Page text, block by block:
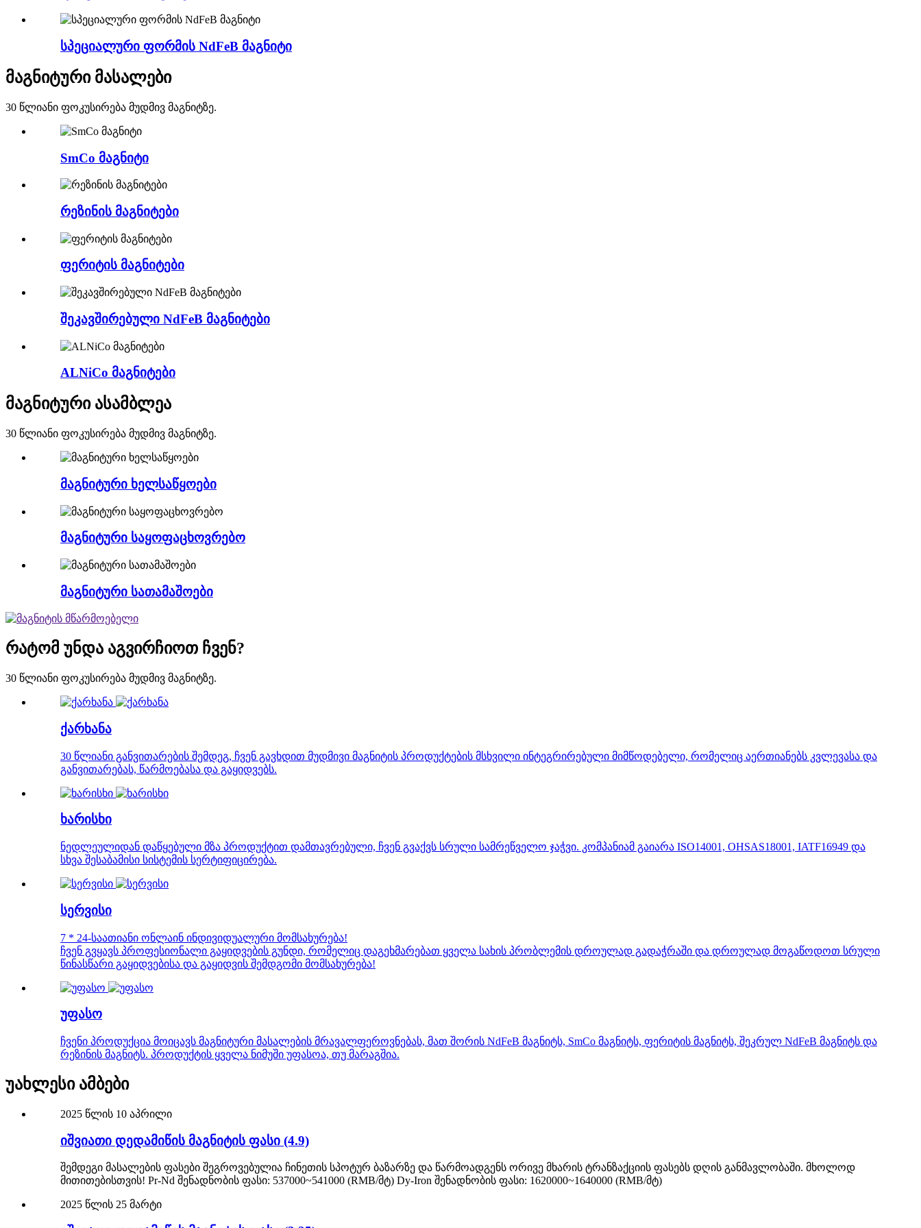
სპეციალური ფორმის NdFeB მაგნიტი
მაგნიტური მასალები
30 წლიანი ფოკუსირება მუდმივ მაგნიტზე.
SmCo მაგნიტი
რეზინის მაგნიტები
ფერიტის მაგნიტები
შეკავშირებული NdFeB მაგნიტები
ALNiCo მაგნიტები
მაგნიტური ასამბლეა
30 წლიანი ფოკუსირება მუდმივ მაგნიტზე.
მაგნიტური ხელსაწყოები
მაგნიტური საყოფაცხოვრებო
მაგნიტური სათამაშოები
რატომ უნდა აგვირჩიოთ ჩვენ?
30 წლიანი ფოკუსირება მუდმივ მაგნიტზე.
ქარხანა
30 წლიანი განვითარების შემდეგ, ჩვენ გავხდით მუდმივი მაგნიტის პროდუქტების მსხვილი ინტეგრირებული მიმწოდებელი, რომელიც აერთიანებს კვლევასა და
განვითარებას, წარმოებასა და გაყიდვებს.
ხარისხი
ნედლეულიდან დაწყებული მზა პროდუქტით დამთავრებული, ჩვენ გვაქვს სრული სამრეწველო ჯაჭვი. კომპანიამ გაიარა ISO14001, OHSAS18001, IATF16949 და
სხვა შესაბამისი სისტემის სერტიფიცირება.
სერვისი
7 * 24-საათიანი ონლაინ ინდივიდუალური მომსახურება!
ჩვენ გვყავს პროფესიონალი გაყიდვების გუნდი, რომელიც დაგეხმარებათ ყველა სახის პრობლემის დროულად გადაჭრაში და დროულად მოგაწოდოთ სრული
წინასწარი გაყიდვებისა და გაყიდვის შემდგომი მომსახურება!
უფასო
ჩვენი პროდუქცია მოიცავს მაგნიტური მასალების მრავალფეროვნებას, მათ შორის NdFeB მაგნიტს, SmCo მაგნიტს, ფერიტის მაგნიტს, შეკრულ NdFeB მაგნიტს და
რეზინის მაგნიტს. პროდუქტის ყველა ნიმუში უფასოა, თუ მარაგშია.
უახლესი ამბები
2025 წლის 10 აპრილი
იშვიათი დედამიწის მაგნიტის ფასი (4.9)
შემდეგი მასალების ფასები შეგროვებულია ჩინეთის სპოტურ ბაზარზე და წარმოადგენს ორივე მხარის ტრანზაქციის ფასებს დღის განმავლობაში. მხოლოდ
მითითებისთვის! Pr-Nd შენადნობის ფასი: 537000~541000 (RMB/მტ) Dy-Iron შენადნობის ფასი: 1620000~1640000 (RMB/მტ)
2025 წლის 25 მარტი